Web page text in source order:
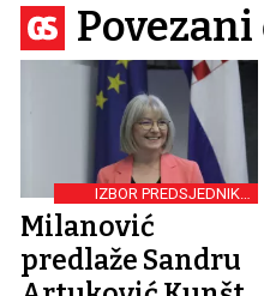
IZBOR PREDSJEDNIKA
VRHOVNOG SUDA
Milanović
predlaže Sandru